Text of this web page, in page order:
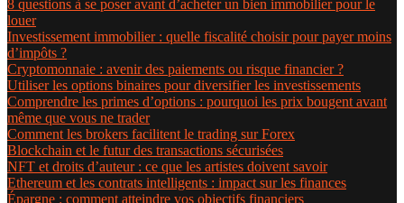
8 questions à se poser avant d’acheter un bien immobilier pour le
louer
Investissement immobilier : quelle fiscalité choisir pour payer moins
d’impôts ?
Cryptomonnaie : avenir des paiements ou risque financier ?
Utiliser les options binaires pour diversifier les investissements
Comprendre les primes d’options : pourquoi les prix bougent avant
même que vous ne trader
Comment les brokers facilitent le trading sur Forex
Blockchain et le futur des transactions sécurisées
NFT et droits d’auteur : ce que les artistes doivent savoir
Ethereum et les contrats intelligents : impact sur les finances
Épargne : comment atteindre vos objectifs financiers